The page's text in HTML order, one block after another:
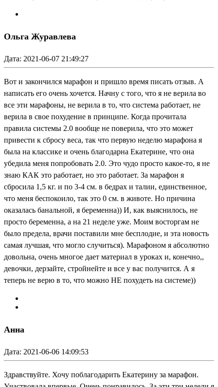
Ольга Журавлева
Дата: 2021-06-07 21:49:27
Вот и закончился марафон и пришло время писать отзыв. А
написать его очень хочется. Начну с того, что я не верила во
все эти марафоны, не верила в то, что система работает, не
верила в свое похудение в принципе. Когда прочитала
правила системы 2.0 вообще не поверила, что это может
привести к сбросу веса, так что первую неделю марафона я
была на классике и очень благодарна Екатерине, что она
убедила меня попробовать 2.0. Это чудо просто какое-то, я не
знаю КАК это работает, но это работает. За марафон я
сбросила 1,5 кг. и по 3-4 см. в бедрах и талии, единственное,
что меня беспокоило, так это 0 см. в животе. Но причина
оказалась банальной, я беременна)) И, как выяснилось, не
просто беременна, а на 21 неделе уже. Моим восторгам не
было предела, врачи поставили мне бесплодие, и эта новость
самая лучшая, что могло случиться). Марафоном я абсолютно
довольна, очень многое дает материал в уроках и, конечно,,
девочки, дерзайте, стройнейте и все у вас получится. А я
теперь не верю в то, что можно НЕ похудеть на системе))
Анна
Дата: 2021-06-06 14:09:53
Здравствуйте. Хочу поблагодарить Екатерину за марафон.